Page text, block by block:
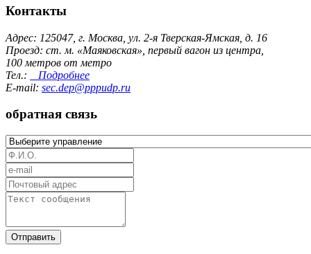
Контакты
Адрес: 125047, г. Москва, ул. 2-я Тверская-Ямская, д. 16
Проезд: ст. м. «Маяковская», первый вагон из центра,
100 метров от метро
Тел.:
Подробнее
E-mail: sec.dep@pppudp.ru
обратная связь
Отправить